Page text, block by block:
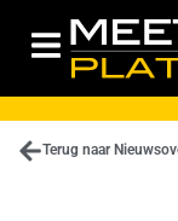
Terug naar